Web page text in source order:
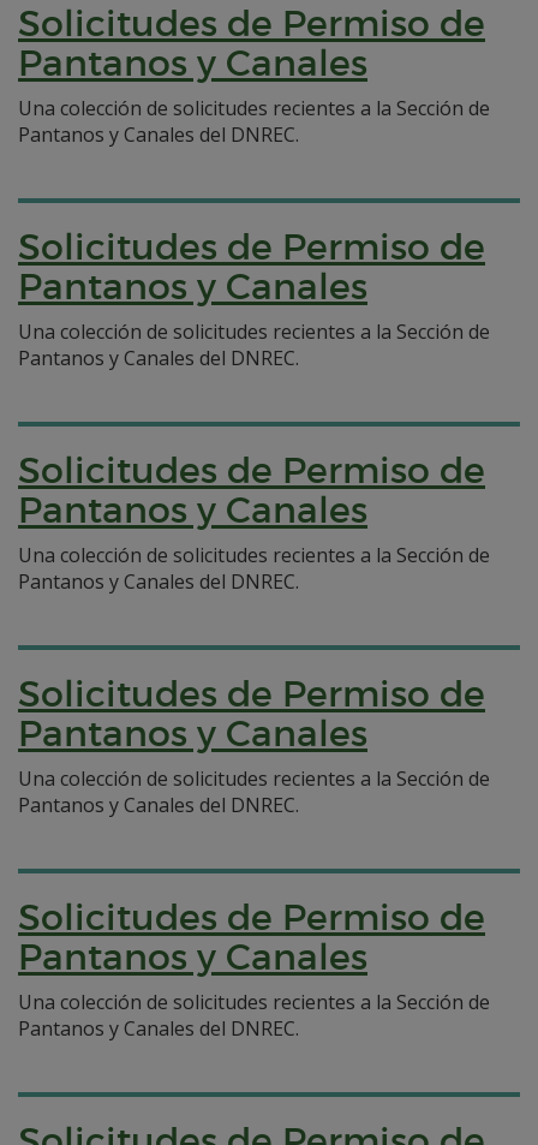
Solicitudes de Permiso de
Pantanos y Canales
Una colección de solicitudes recientes a la Sección de
Pantanos y Canales del DNREC.
Solicitudes de Permiso de
Pantanos y Canales
Una colección de solicitudes recientes a la Sección de
Pantanos y Canales del DNREC.
Solicitudes de Permiso de
Pantanos y Canales
Una colección de solicitudes recientes a la Sección de
Pantanos y Canales del DNREC.
Solicitudes de Permiso de
Pantanos y Canales
Una colección de solicitudes recientes a la Sección de
Pantanos y Canales del DNREC.
Solicitudes de Permiso de
Pantanos y Canales
Una colección de solicitudes recientes a la Sección de
Pantanos y Canales del DNREC.